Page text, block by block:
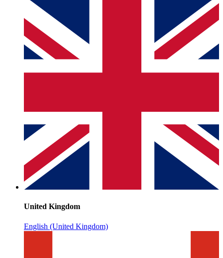
United Kingdom
English (United Kingdom)